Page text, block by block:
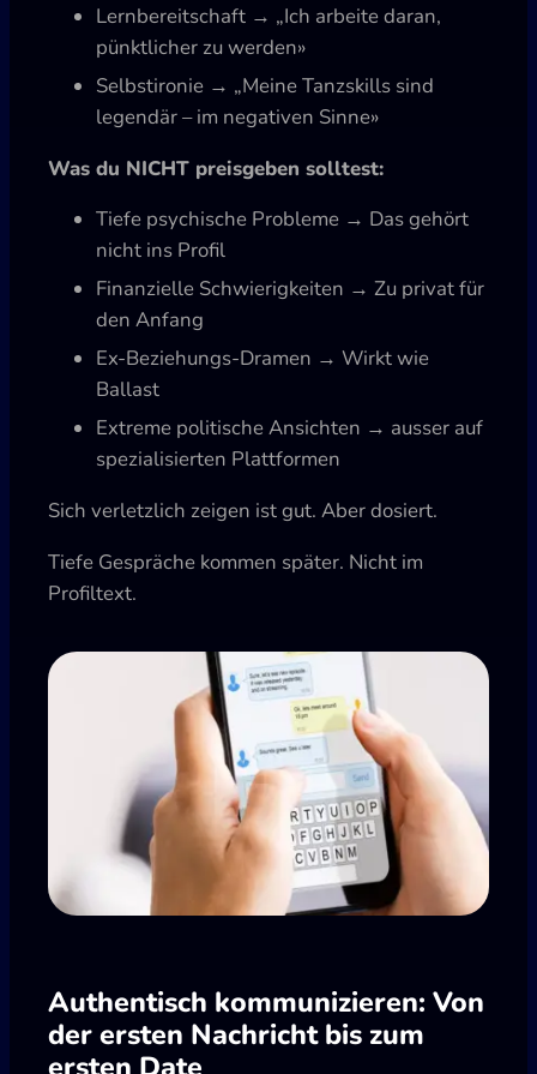
Lernbereitschaft → „Ich arbeite daran,
pünktlicher zu werden»
Selbstironie → „Meine Tanzskills sind
legendär – im negativen Sinne»
Was du NICHT preisgeben solltest:
Tiefe psychische Probleme → Das gehört
nicht ins Profil
Finanzielle Schwierigkeiten → Zu privat für
den Anfang
Ex-Beziehungs-Dramen → Wirkt wie
Ballast
Extreme politische Ansichten → ausser auf
spezialisierten Plattformen
Sich verletzlich zeigen ist gut. Aber dosiert.
Tiefe Gespräche kommen später. Nicht im
Profiltext.
Authentisch kommunizieren: Von
der ersten Nachricht bis zum